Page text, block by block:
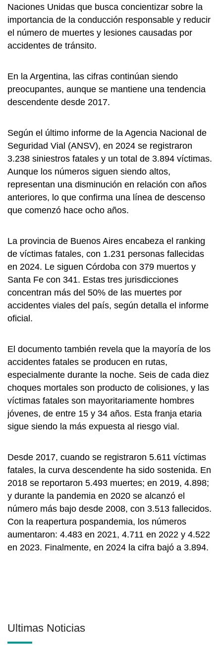
Naciones Unidas que busca concientizar sobre la
importancia de la conducción responsable y reducir
el número de muertes y lesiones causadas por
accidentes de tránsito.
En la Argentina, las cifras continúan siendo
preocupantes, aunque se mantiene una tendencia
descendente desde 2017.
Según el último informe de la Agencia Nacional de
Seguridad Vial (ANSV), en 2024 se registraron
3.238 siniestros fatales y un total de 3.894 víctimas.
Aunque los números siguen siendo altos,
representan una disminución en relación con años
anteriores, lo que confirma una línea de descenso
que comenzó hace ocho años.
La provincia de Buenos Aires encabeza el ranking
de víctimas fatales, con 1.231 personas fallecidas
en 2024. Le siguen Córdoba con 379 muertos y
Santa Fe con 341. Estas tres jurisdicciones
concentran más del 50% de las muertes por
accidentes viales del país, según detalla el informe
oficial.
El documento también revela que la mayoría de los
accidentes fatales se producen en rutas,
especialmente durante la noche. Seis de cada diez
choques mortales son producto de colisiones, y las
víctimas fatales son mayoritariamente hombres
jóvenes, de entre 15 y 34 años. Esta franja etaria
sigue siendo la más expuesta al riesgo vial.
Desde 2017, cuando se registraron 5.611 víctimas
fatales, la curva descendente ha sido sostenida. En
2018 se reportaron 5.493 muertes; en 2019, 4.898;
y durante la pandemia en 2020 se alcanzó el
número más bajo desde 2008, con 3.513 fallecidos.
Con la reapertura pospandemia, los números
aumentaron: 4.483 en 2021, 4.711 en 2022 y 4.522
en 2023. Finalmente, en 2024 la cifra bajó a 3.894.
Últimas Noticias